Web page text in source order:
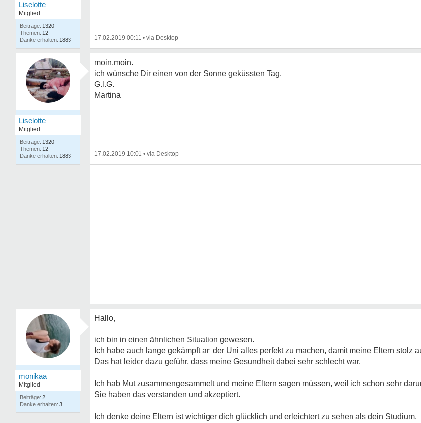
Liselotte
Mitglied
1320
12
1883
17.02.2019 00:11 •
Liselotte
Mitglied
1320
12
1883
moin,moin.
ich wünsche Dir einen von der Sonne geküssten Tag.
G.l.G.
Martina
17.02.2019 10:01 •
monikaa
Mitglied
2
3
Hallo,
ich bin in einen ähnlichen Situation gewesen.
Ich habe auch lange gekämpft an der Uni alles perfekt zu machen, damit meine Eltern stolz
Das hat leider dazu geführ, dass meine Gesundheit dabei sehr schlecht war.
Ich hab Mut zusammengesammelt und meine Eltern sagen müssen, weil ich schon sehr
Sie haben das verstanden und akzeptiert.
Ich denke deine Eltern ist wichtiger dich glücklich und erleichtert zu sehen als dein Studium.